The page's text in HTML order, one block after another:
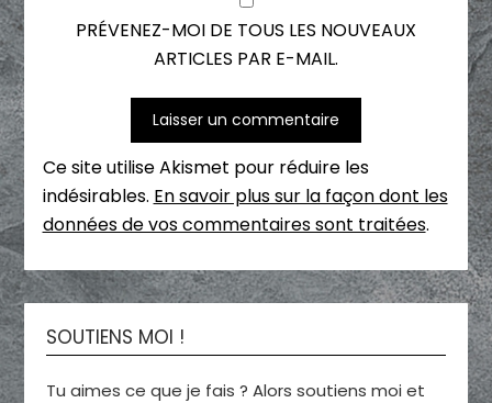
PRÉVENEZ-MOI DE TOUS LES NOUVEAUX
ARTICLES PAR E-MAIL.
Ce site utilise Akismet pour réduire les
indésirables. En savoir plus sur la façon dont les
données de vos commentaires sont traitées.
SOUTIENS MOI !
Tu aimes ce que je fais ? Alors soutiens moi et